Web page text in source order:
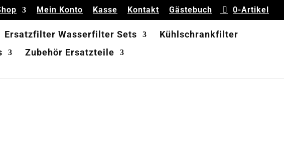
Mein Konto Kasse Kontakt Gästebuch 0-Artikel
Ersatzfilter Wasserfilter Sets
Kühlschrankfilter
Zubehör Ersatzteile